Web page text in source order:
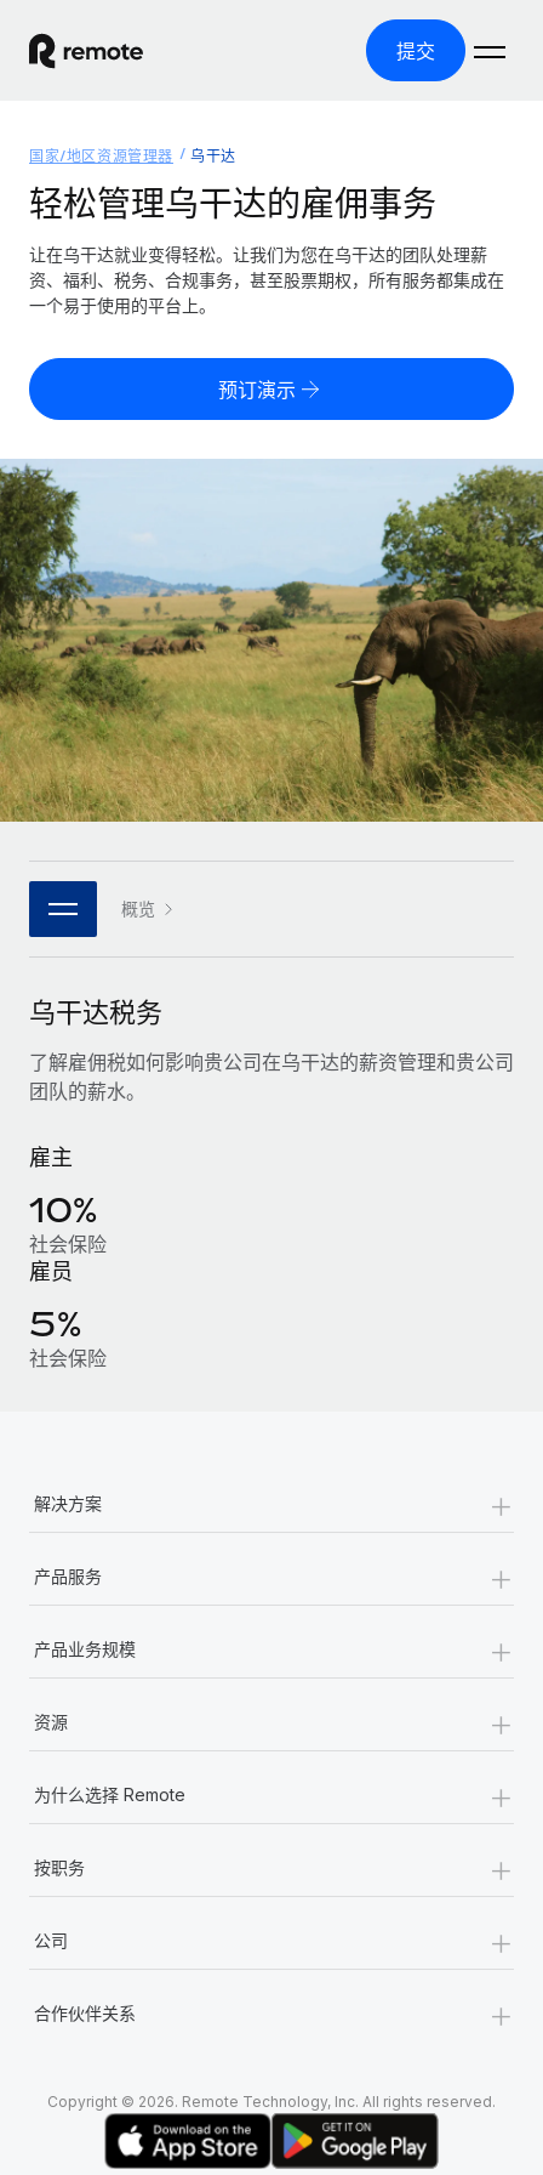
提交
产品
全球招聘
全球薪资管理
轻松运行合规薪资
零实体成本实现全球扩张
PEO
外包复杂雇佣任务
基础设施
Remote Embedded
将人力资源无缝融入工作流程
团队的内置核心人力资源功能
连接 新的
使用我们的 MCP 将任何人工智能工具与 Remote 平台相连
借助核心业务工具简化流程
服务
咨询专家
获得全球人力资源与合规方面的专家帮助
背景调查
简化候选人筛选流程
合规守望台
防范合规风险
快速建立合规实体
轻松搬迁员工
福利
覆盖全球
美国各州浏览器
成长阶段
初创企业
为成长型企业量身打造的全球敏捷型人力资源与薪资解决方案
中型市场
通过定制化人力资源解决方案扩展团队
企业
与我们携手合作
战略技术合作伙伴
与我们共探合作机遇
案例研究
Cultivating a Thriving Remote-First Culture in
At a glance Discover the evolution of TheyDo, a pioneering
journey management platform that has...
Reverse Tech's strategic partnership with
Remote for contractor management and
了解更多
资源
工具与计算器
误分类风险计算工具
探索全球合同工的结算货币选项与结算速度
通过 REMOTE 学习
研究与指引
案例研究
人力资源术语表
核对表和模板
职位描述库
网络研讨会
活动
新闻室
薪金与人才洞察
洞察中心
获得支持
查看全部资源
博客
了解更多
actually looks like
Most teams hear "payroll implementation" and picture a
six-month project with a dedicated team....
定价
中文（简体）
English
Nederlands
Français
Deutsch
Español
Italiano
Português (Portugal)
日本語
한국어
中文（简体）
登录
国家/地区资源管理器 乌干达
轻松管理乌干达的雇佣事务
让在乌干达就业变得轻松。让我们为您在乌干达的团队处理薪
资、福利、税务、合规事务，甚至股票期权，所有服务都集成在
一个易于使用的平台上。
预订演示
概览
乌干达税务
了解雇佣税如何影响贵公司在乌干达的薪资管理和贵公司
团队的薪水。
雇主
10%
社会保险
雇员
5%
社会保险
解决方案 +
产品服务 +
产品业务规模 +
资源 +
为什么选择 Remote +
按职务 +
公司 +
合作伙伴关系 +
Copyright © 2026. Remote Technology, Inc. All rights reserved.